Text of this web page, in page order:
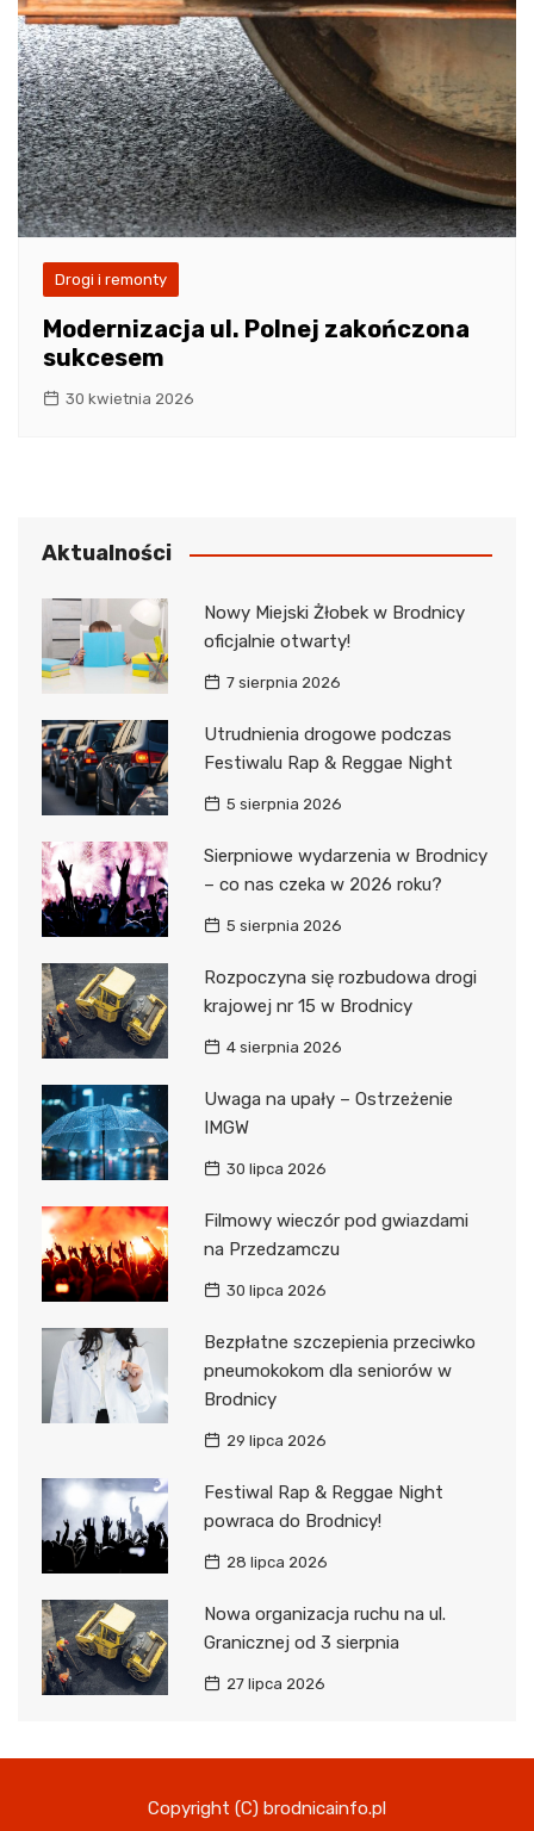
Drogi i remonty
Modernizacja ul. Polnej zakończona
sukcesem
30 kwietnia 2026
Aktualności
Nowy Miejski Żłobek w Brodnicy
oficjalnie otwarty!
7 sierpnia 2026
Utrudnienia drogowe podczas
Festiwalu Rap & Reggae Night
5 sierpnia 2026
Sierpniowe wydarzenia w Brodnicy
– co nas czeka w 2026 roku?
5 sierpnia 2026
Rozpoczyna się rozbudowa drogi
krajowej nr 15 w Brodnicy
4 sierpnia 2026
Uwaga na upały – Ostrzeżenie
IMGW
30 lipca 2026
Filmowy wieczór pod gwiazdami
na Przedzamczu
30 lipca 2026
Bezpłatne szczepienia przeciwko
pneumokokom dla seniorów w
Brodnicy
29 lipca 2026
Festiwal Rap & Reggae Night
powraca do Brodnicy!
28 lipca 2026
Nowa organizacja ruchu na ul.
Granicznej od 3 sierpnia
27 lipca 2026
Copyright (C) brodnicainfo.pl